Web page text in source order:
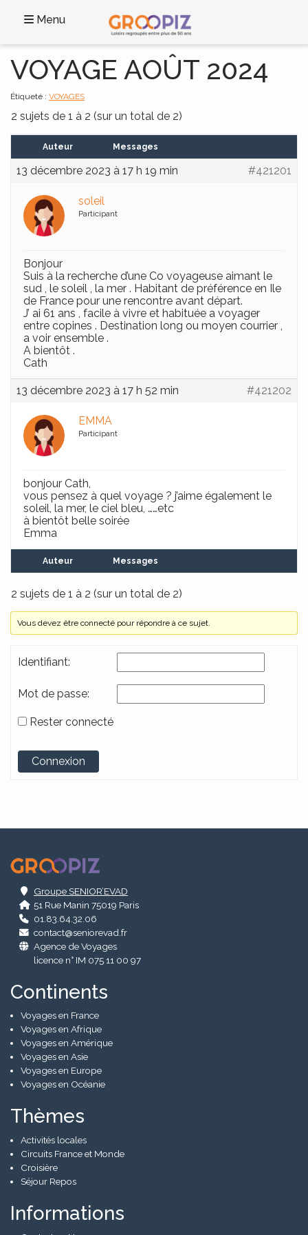
Menu
VOYAGE AOÛT 2024
Étiqueté : VOYAGES
2 sujets de 1 à 2 (sur un total de 2)
Auteur Messages
13 décembre 2023 à 17 h 19 min #421201
soleil
Participant
Bonjour
Suis à la recherche d’une Co voyageuse aimant le
sud , le soleil , la mer . Habitant de préférence en Ile
de France pour une rencontre avant départ.
J’ ai 61 ans , facile à vivre et habituée a voyager
entre copines . Destination long ou moyen courrier ,
a voir ensemble .
A bientôt .
Cath
13 décembre 2023 à 17 h 52 min #421202
EMMA
Participant
bonjour Cath,
vous pensez à quel voyage ? j’aime également le
soleil, la mer, le ciel bleu, ……etc
à bientôt belle soirée
Emma
Auteur Messages
2 sujets de 1 à 2 (sur un total de 2)
Vous devez être connecté pour répondre à ce sujet.
Identifiant:
Mot de passe:
Rester connecté
Alternative:
Connexion
Groupe SENIOR’EVAD
51 Rue Manin 75019 Paris
01.83.64.32.06
contact@seniorevad.fr
Agence de Voyages
licence n° IM 075 11 00 97
Continents
Voyages en France
Voyages en Afrique
Voyages en Amérique
Voyages en Asie
Voyages en Europe
Voyages en Océanie
Thèmes
Activités locales
Circuits France et Monde
Croisière
Séjour Repos
Informations